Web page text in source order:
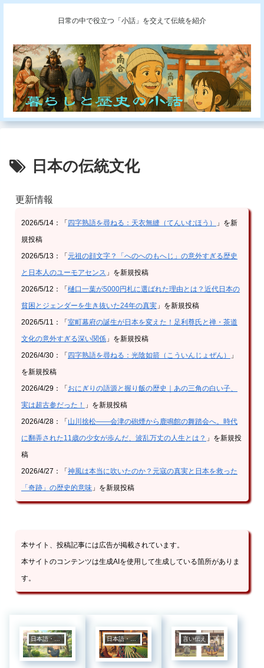
日常の中で役立つ「小話」を交えて伝統を紹介
日本の伝統文化
更新情報
2026/5/14：「 四字熟語を尋ねる：天衣無縫（てんいむほう）
」を新
規投稿
2026/5/13：「 元祖の顔文字？「へのへのもへじ」の意外すぎる歴史
と日本人のユーモアセンス 」を新規投稿
2026/5/12：「 樋口一葉が5000円札に選ばれた理由とは？近代日本の
貧困とジェンダーを生き抜いた24年の真実 」を新規投稿
2026/5/11：「 室町幕府の誕生が日本を変えた！足利尊氏と禅・茶道
文化の意外すぎる深い関係 」を新規投稿
2026/4/30：「 四字熟語を尋ねる：光陰如箭（こういんじょぜん）
」
を新規投稿
2026/4/29：「 おにぎりの語源と握り飯の歴史｜あの三角の白い子、
実は超古参だった！
」を新規投稿
2026/4/28：「 山川捨松——会津の砲煙から鹿鳴館の舞踏会へ。時代
に翻弄された11歳の少女が歩んだ、波乱万丈の人生とは？ 」を新規投
稿
2026/4/27：「 神風は本当に吹いたのか？元寇の真実と日本を救った
「奇跡」の歴史的意味 」を新規投稿
本サイト、投稿記事には広告が掲載されています。
本サイトのコンテンツは生成AIを使用して生成している箇所がありま
す。
日本語・四字熟語 日本語・四字熟語 言い伝え